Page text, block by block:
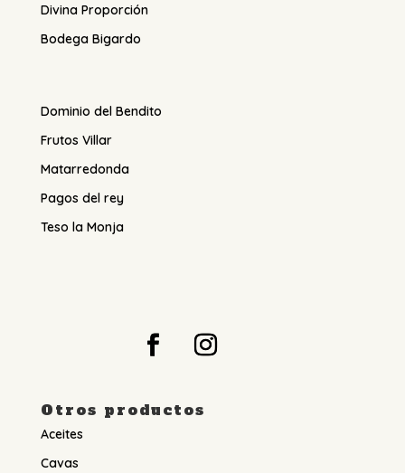
Divina Proporción
Bodega Bigardo
Dominio del Bendito
Frutos Villar
Matarredonda
Pagos del rey
Teso la Monja
Otros productos
Aceites
Cavas